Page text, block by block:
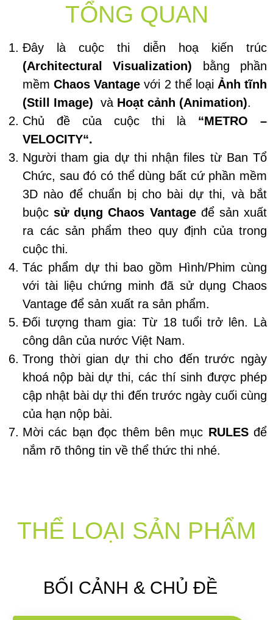
TỔNG QUAN
Đây là cuộc thi diễn hoạ kiến trúc
(Architectural Visualization) bằng phần
mềmChaos Vantage với 2 thể loại Ảnh tĩnh
(Still Image) và Hoạt cảnh (Animation).
Chủ đề của cuộc thi là “METRO –
VELOCITY“.
Người tham gia dự thi nhận files từ Ban Tổ
Chức, sau đó có thể dùng bất cứ phần mềm
3D nào để chuẩn bị cho bài dự thi, và bắt
buộcsử dụng Chaos Vantageđể sản xuất
ra các sản phẩm theo quy định của trong
cuộc thi.
Tác phẩm dự thi bao gồm Hình/Phim cùng
với tài liệu chứng minh đã sử dụng Chaos
Vantage để sản xuất ra sản phẩm.
Đối tượng tham gia: Từ 18 tuổi trở lên. Là
công dân của nước Việt Nam.
Trong thời gian dự thi cho đến trước ngày
khoá nộp bài dự thi, các thí sinh được phép
cập nhật bài dự thi đến trước ngày cuối cùng
của hạn nộp bài.
Mời các bạn đọc thêm bên mục RULESđể
nắm rõ thông tin về thể thức thi nhé.
THỂ LOẠI SẢN PHẨM
BỐI CẢNH & CHỦ ĐỀ